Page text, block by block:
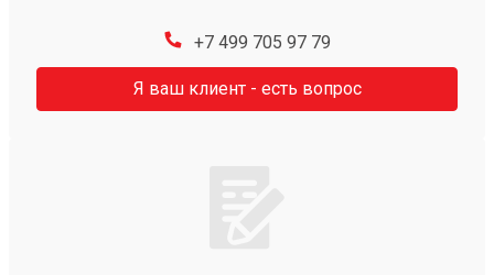
+7 499 705 97 79
Я ваш клиент - есть вопрос